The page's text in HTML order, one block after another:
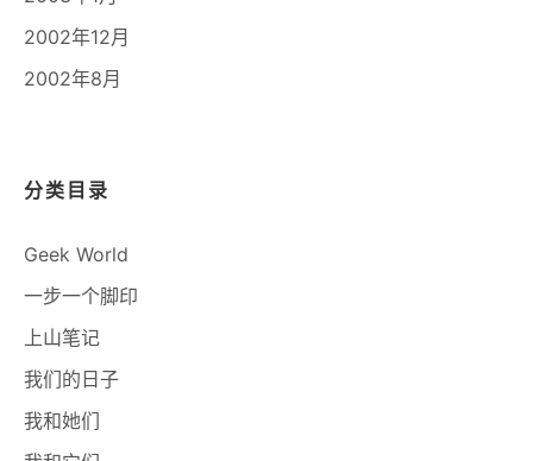
2002年12月
2002年8月
分类目录
Geek World
一步一个脚印
上山笔记
我们的日子
我和她们